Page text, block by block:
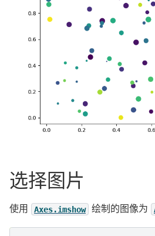
选择图片
使用 Axes.imshow 绘制的图像为